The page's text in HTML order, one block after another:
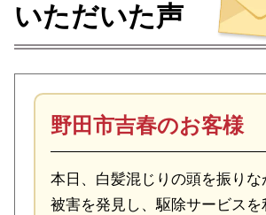
いただいた声
野田市吉春のお客様
本日、白髪混じりの頭を振りな
被害を発見し、駆除サービスを